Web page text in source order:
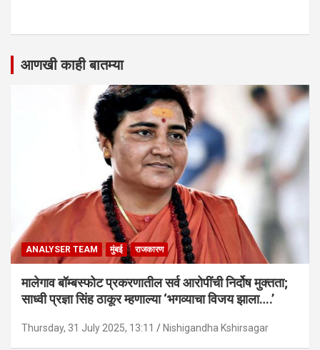
आणखी काही बातम्या
ANALYSER TEAM मुंबई राजकारण
मालेगाव बॉम्बस्फोट प्रकरणातील सर्व आरोपींची निर्दोष मुक्तता;
साध्वी प्रज्ञा सिंह ठाकूर म्हणाल्या ‘भगव्याचा विजय झाला….’
Thursday, 31 July 2025, 13:11 Nishigandha Kshirsagar